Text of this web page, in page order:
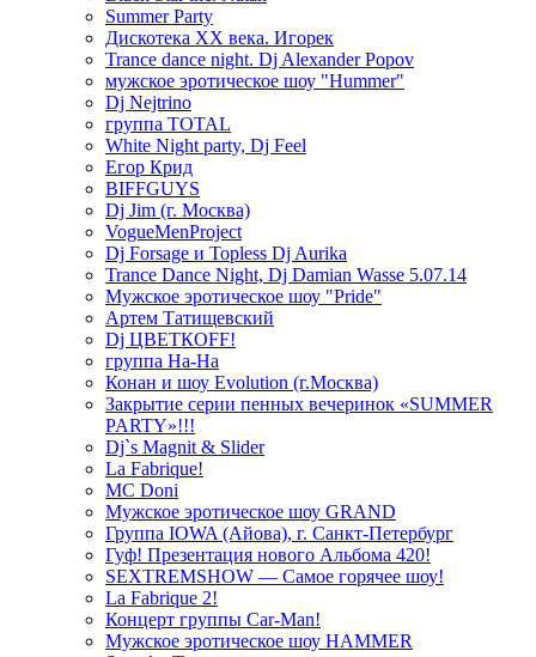
Summer Party
Дискотека ХХ века. Игорек
Trance dance night. Dj Alexander Popov
мужское эротическое шоу "Hummer"
Dj Nejtrino
группа TOTAL
White Night party, Dj Feel
Егор Крид
BIFFGUYS
Dj Jim (г. Москва)
VogueMenProject
Dj Forsage и Topless Dj Aurika
Trance Dance Night, Dj Damian Wasse 5.07.14
Мужское эротическое шоу "Pride"
Артем Татищевский
Dj ЦВЕТКOFF!
группа На-На
Конан и шоу Evolution (г.Москва)
Закрытие серии пенных вечеринок «SUMMER
PARTY»!!!
Dj`s Magnit & Slider
La Fabrique!
MC Doni
Мужское эротическое шоу GRAND
Группа IOWA (Айова), г. Санкт-Петербург
Гуф! Презентация нового Альбома 420!
SEXTREMSHOW — Самое горячее шоу!
La Fabrique 2!
Концерт группы Car-Man!
Мужское эротическое шоу HAMMER